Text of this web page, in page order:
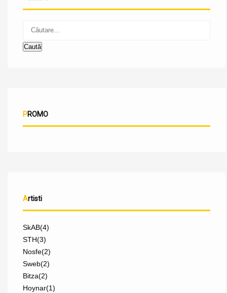
Caută
PROMO
Artisti
SkAB(4)
STH(3)
Nosfe(2)
Sweb(2)
Bitza(2)
Hoynar(1)